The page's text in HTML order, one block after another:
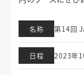
名称 第14回
日程 2023年